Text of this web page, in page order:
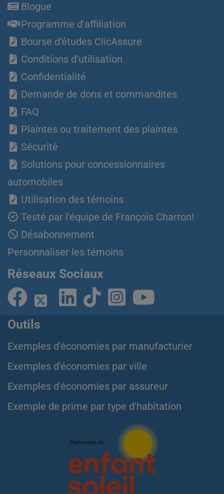
Blogue
Programme d'affiliation
Bourse d’études ClicAssure
Conditions d'utilisation
Confidentialité
Demande de dons et commandites
FAQ
Plaintes ou traitement des plaintes
Sécurité
Solutions pour concessionnaires
automobiles
Utilisation des témoins
Testé par l'équipe de François Charron!
Désabonnement
Personnaliser les témoins
Réseaux Sociaux
Outils
Exemples d'économies par manufacturier
Exemples d'économies par ville
Exemples d'économies par assureur
Exemple de prime par type d'habitation